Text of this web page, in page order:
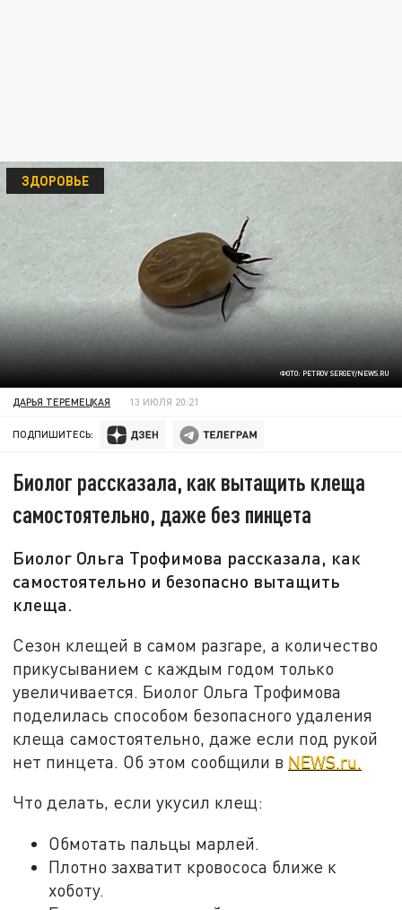
ФОТО: PETROV SERGEY/NEWS.RU
ЗДОРОВЬЕ
ДАРЬЯ ТЕРЕМЕЦКАЯ 13 ИЮЛЯ 20:21
ПОДПИШИТЕСЬ:
Биолог рассказала, как вытащить клеща
самостоятельно, даже без пинцета
Биолог Ольга Трофимова рассказала, как
самостоятельно и безопасно вытащить
клеща.
Сезон клещей в самом разгаре, а количество
прикусыванием с каждым годом только
увеличивается. Биолог Ольга Трофимова
поделилась способом безопасного удаления
клеща самостоятельно, даже если под рукой
нет пинцета. Об этом сообщили в NEWS.ru.
Что делать, если укусил клещ:
Обмотать пальцы марлей.
Плотно захватит кровососа ближе к
хоботу.